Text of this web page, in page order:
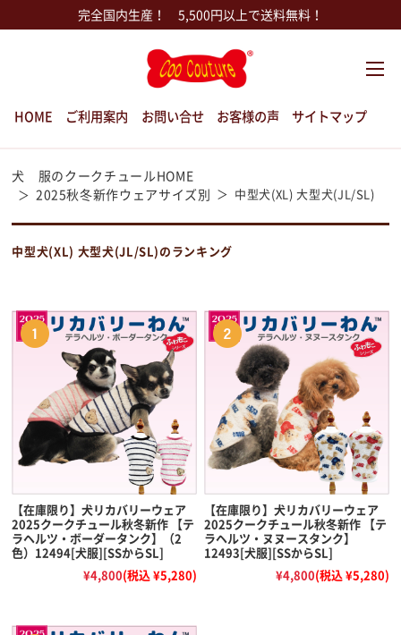
完全国内生産！ 5,500円以上で送料無料！
HOME ご利用案内 お問い合せ お客様の声 サイトマップ
犬 服のクークチュールHOME
2025秋冬新作ウェアサイズ別
中型犬(XL) 大型犬(JL/SL)
中型犬(XL) 大型犬(JL/SL)のランキング
【在庫限り】犬リカバリーウェア
2025クークチュール秋冬新作 【テ
ラヘルツ・ボーダータンク】（2
色）12494[犬服][SSからSL]
¥4,800(税込 ¥5,280)
【在庫限り】犬リカバリーウェア
2025クークチュール秋冬新作 【テ
ラヘルツ・ヌヌースタンク】
12493[犬服][SSからSL]
¥4,800(税込 ¥5,280)